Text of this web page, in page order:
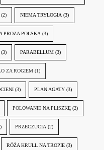
(2) NIEMA TRYLOGIA (3)
PROZA POLSKA (3)
(3) PARABELLUM (3)
ZA ROGIEM (1)
(3) PLAN AGATY (3)
POLOWANIE NA PLISZKĘ (2)
PRZECZUCIA (2)
RÓŻA KRULL NA TROPIE (3)